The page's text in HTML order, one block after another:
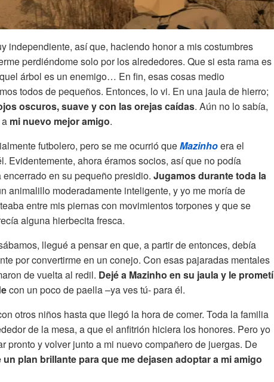
independiente, así que, haciendo honor a mis costumbres
perdiéndome solo por los alrededores. Que si esta rama es
árbol es un enemigo… En fin, esas cosas medio
todos de pequeños. Entonces, lo vi. En una jaula de hierro;
oscuros, suave y con las orejas caídas. Aún no lo sabía,
mi nuevo mejor amigo.
futbolero, pero se me ocurrió queMazinhoera el
Evidentemente, ahora éramos socios, así que no podía
en su pequeño presidio. Jugamos durante toda la
animalillo moderadamente inteligente, y yo me moría de
entre mis piernas con movimientos torpones y que se
alguna hierbecita fresca.
llegué a pensar en que, a partir de entonces, debía
por convertirme en un conejo. Con esas pajaradas mentales
de vuelta al redil. Dejé a Mazinho en su jaula y le prometí
con un poco de paella –ya ves tú- para él.
otros niños hasta que llegó la hora de comer. Toda la familia
de la mesa, a que el anfitrión hiciera los honores. Pero yo
pronto y volver junto a mi nuevo compañero de juergas. De
un plan brillante para que me dejasen adoptar a mi amigo